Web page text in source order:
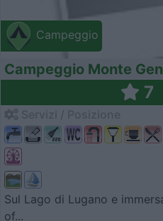
Campeggio
Campeggio Monte
7
Sul Lago di Lugano e
of...